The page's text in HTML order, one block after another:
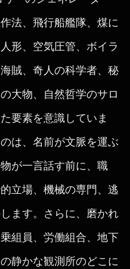
法、飛行船艦隊、煤に
形、空気圧管、ボイラ
賊、奇人の科学者、秘
大物、自然哲学のサロ
要素を意識していま
は、名前が文脈を運ぶ
が一言話す前に、職
立場、機械の専門、逃
ます。さらに、磨かれ
組員、労働組合、地下
静かな観測所のどこに